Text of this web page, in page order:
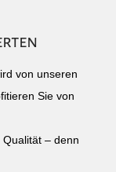
von unseren
Sie von
– denn